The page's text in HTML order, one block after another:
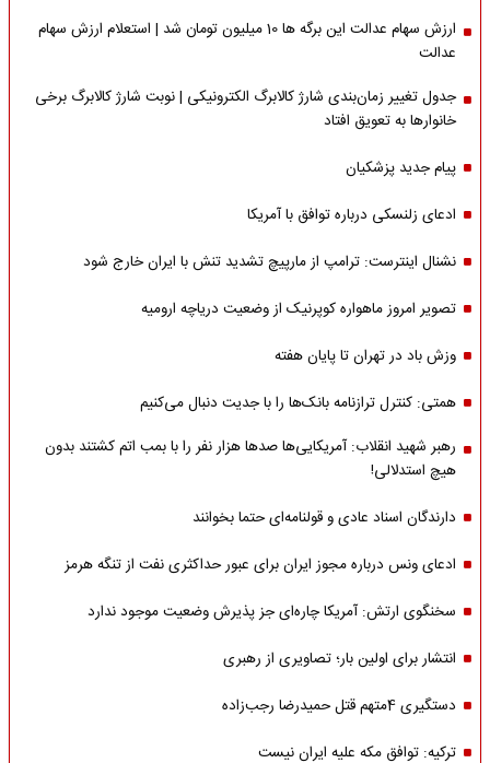
ارزش سهام عدالت این برگه ها 10 میلیون تومان شد | استعلام ارزش سهام
عدالت
جدول تغییر زمان‌بندی شارژ کالابرگ الکترونیکی | نوبت شارژ کالابرگ برخی
خانوارها به تعویق افتاد
پیام جدید پزشکیان
ادعای زلنسکی درباره توافق با آمریکا
نشنال اینترست: ترامپ از مارپیچ تشدید تنش با ایران خارج شود
تصویر امروز ماهواره کوپرنیک از وضعیت دریاچه ارومیه
وزش باد در تهران تا پایان هفته
همتی: کنترل ترازنامه بانک‌ها را با جدیت دنبال می‌کنیم
رهبر شهید انقلاب: آمریکایی‌ها صدها هزار نفر را با بمب اتم کشتند بدون
هیچ استدلالی!
دارندگان اسناد عادی و قولنامه‌ای حتما بخوانند
ادعای ونس درباره مجوز ایران برای عبور حداکثری نفت از تنگه هرمز
سخنگوی ارتش: آمریکا چاره‌ای جز پذیرش وضعیت موجود ندارد
انتشار برای اولین بار؛ تصاویری از رهبری
دستگیری 4متهم قتل حمیدرضا رجب‌زاده
ترکیه: توافق مکه علیه ایران نیست